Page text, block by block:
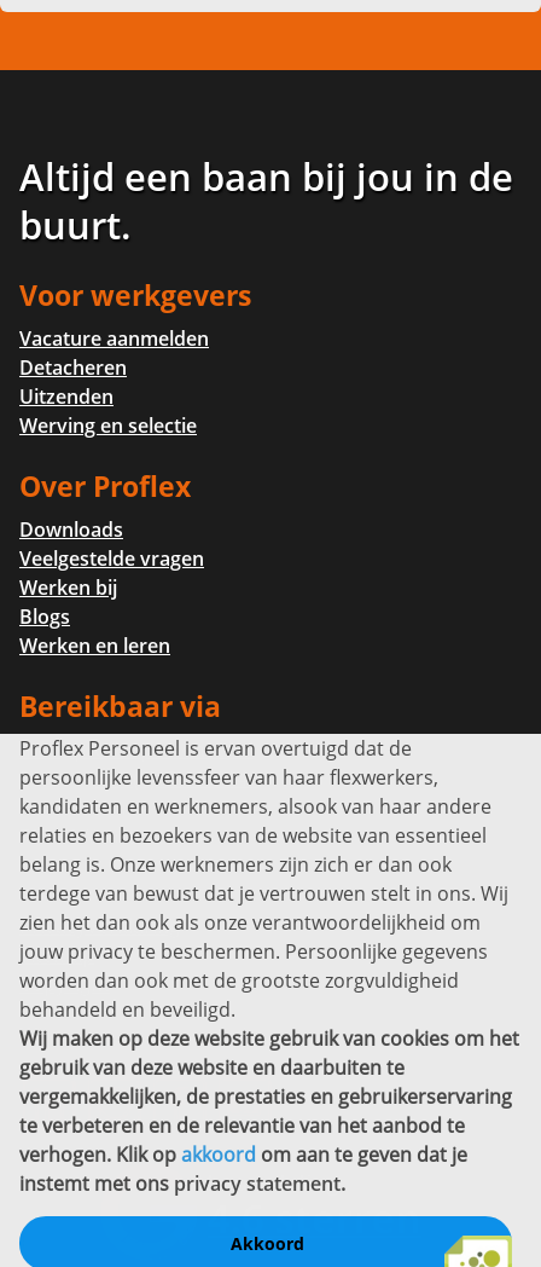
Altijd een baan bij jou in de
buurt.
Voor werkgevers
Vacature aanmelden
Detacheren
Uitzenden
Werving en selectie
Over Proflex
Downloads
Veelgestelde vragen
Werken bij
Blogs
Werken en leren
Bereikbaar via
Info@proflexpersoneel.nl
Bel ons:+31 (0)85 0450040
Prins Willem-Alexanderlaan 301
7311 SW Apeldoorn
Disclaimer
Privacyverklaring
Sitemap
Copyright
Bekijk ook eens
Proflex Personeel is ervan overtuigd dat de
persoonlijke levenssfeer van haar flexwerkers,
kandidaten en werknemers, alsook van haar andere
relaties en bezoekers van de website van essentieel
belang is. Onze werknemers zijn zich er dan ook
terdege van bewust dat je vertrouwen stelt in ons. Wij
zien het dan ook als onze verantwoordelijkheid om
jouw privacy te beschermen. Persoonlijke gegevens
worden dan ook met de grootste zorgvuldigheid
behandeld en beveiligd.
Wij maken op deze website gebruik van cookies om het
gebruik van deze website en daarbuiten te
vergemakkelijken, de prestaties en gebruikerservaring
te verbeteren en de relevantie van het aanbod te
verhogen. Klik opakkoord om aan te geven dat je
instemt met ons privacy statement.
Akkoord